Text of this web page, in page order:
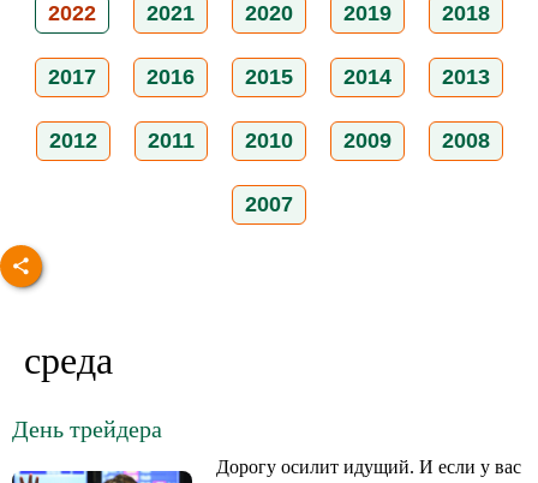
2022 2021 2020 2019 2018
2017 2016 2015 2014 2013
2012 2011 2010 2009 2008
2007
среда
День трейдера
Дорогу осилит идущий. И если у вас